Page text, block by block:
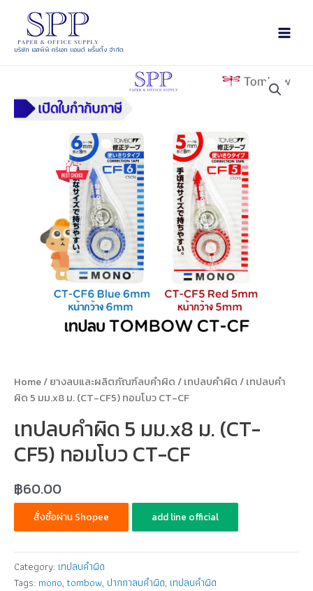
บริษัท เอสพีพี ครีเอท แอนด์ พริ้นติ้ง จำกัด
Home/ยางลบและผลิตภัณฑ์ลบคำผิด/เทปลบคำผิด/ เทปลบคำ
ผิด 5 มม.x8 ม. (CT-CF5) ทอมโบว CT-CF
เทปลบคำผิด 5 มม.x8 ม. (CT-
CF5) ทอมโบว CT-CF
฿60.00
สั่งซื้อผ่าน Shopee add line official
Category: เทปลบคำผิด
Tags: mono, tombow, ปากกาลบคำผิด, เทปลบคำผิด